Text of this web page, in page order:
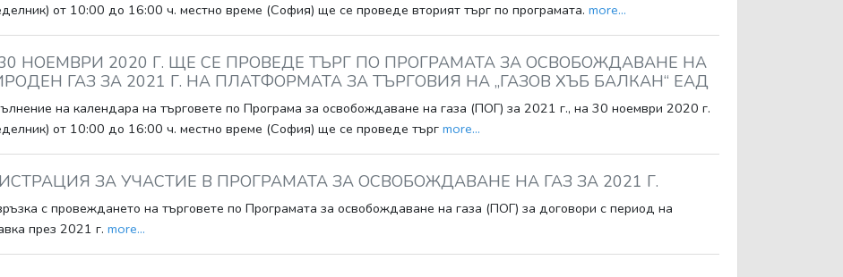
от 10:00 до 16:00 ч. местно време (София) ще се проведе вторият търг по програмата. more...
НОЕМВРИ 2020 Г. ЩЕ СЕ ПРОВЕДЕ ТЪРГ ПО ПРОГРАМАТА ЗА ОСВОБОЖДАВАНЕ НА
ГАЗ ЗА 2021 Г. НА ПЛАТФОРМАТА ЗА ТЪРГОВИЯ НА „ГАЗОВ ХЪБ БАЛКАН“ ЕАД
на календара на търговете по Програма за освобождаване на газа (ПОГ) за 2021 г., на 30 ноември 2020 г.
от 10:00 до 16:00 ч. местно време (София) ще се проведе търг more...
ЗА УЧАСТИЕ В ПРОГРАМАТА ЗА ОСВОБОЖДАВАНЕ НА ГАЗ ЗА 2021 Г.
с провеждането на търговете по Програмата за освобождаване на газа (ПОГ) за договори с период на
през 2021 г. more...